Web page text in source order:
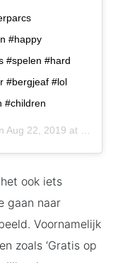
#happy
#spelen #hard
#bergjeaf #lol
#children
Aug 22, 2019 at 11:34am PDT
ook iets
gaan naar
Voornamelijk
zoals ‘Gratis op